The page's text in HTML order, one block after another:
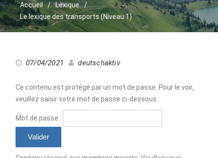
Accueil
Lexique
Le lexique des transports (Niveau 1)
07/04/2021 deutschaktiv
Ce contenu est protégé par un mot de passe. Pour le voir,
veuillez saisir votre mot de passe ci-dessous :
Mot de passe :